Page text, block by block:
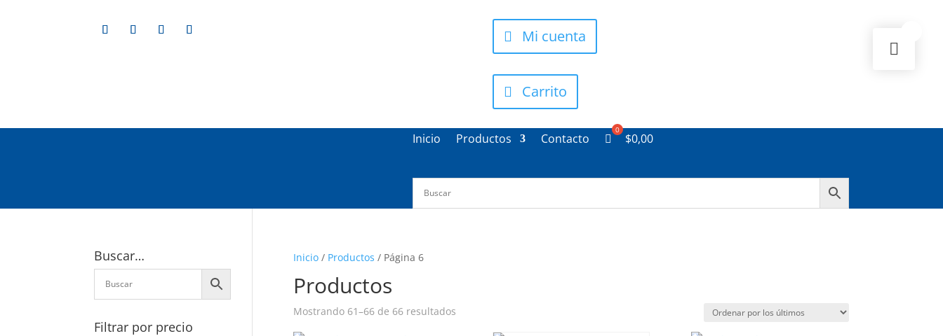
Mi cuenta
Carrito
Inicio Productos Contacto $0,00
Inicio/ Productos / Página 6
Productos
Mostrando 61–66 de 66 resultadosOrdenado
Buscar…
Filtrar por precio